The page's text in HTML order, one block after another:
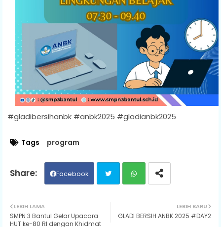
#gladibersihanbk #anbk2025 #gladianbk2025
Tags program
Facebook
ats
LEBIH BARU
GLADI BERSIH ANBK 2025 #DAY2
LEBIH LAMA
SMPN 3 Bantul Gelar Upacara
HUT ke-80 RI dengan Khidmat